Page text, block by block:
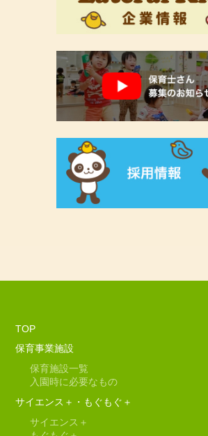
TOP
保育事業施設
保育施設一覧
入園時に必要なもの
サイエンス＋・もぐもぐ＋
サイエンス＋